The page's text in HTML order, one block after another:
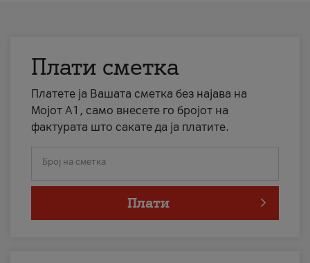
Плати сметка
Платете ја Вашата сметка без најава на
Мојот А1, само внесете го бројот на
фактурата што сакате да ја платите.
Број на сметка
Плати